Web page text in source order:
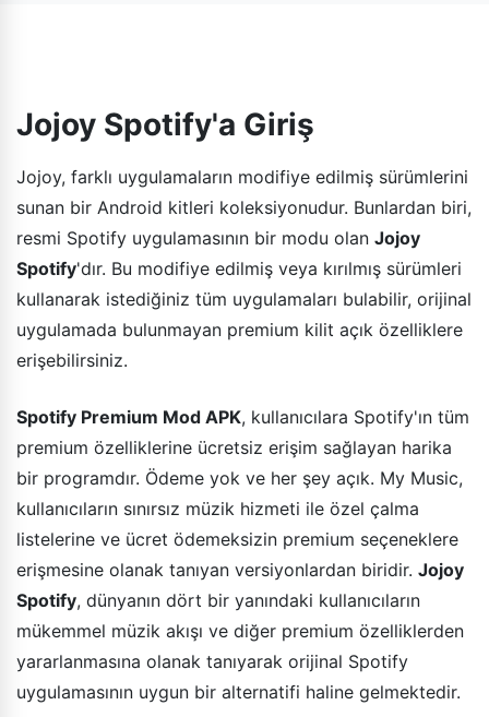
Jojoy Spotify'a Giriş
Jojoy, farklı uygulamaların modifiye edilmiş sürümlerini
sunan bir Android kitleri koleksiyonudur. Bunlardan biri,
resmi Spotify uygulamasının bir modu olan Jojoy
Spotify'dır. Bu modifiye edilmiş veya kırılmış sürümleri
kullanarak istediğiniz tüm uygulamaları bulabilir, orijinal
uygulamada bulunmayan premium kilit açık özelliklere
erişebilirsiniz.
Spotify Premium Mod APK, kullanıcılara Spotify'ın tüm
premium özelliklerine ücretsiz erişim sağlayan harika
bir programdır. Ödeme yok ve her şey açık. My Music,
kullanıcıların sınırsız müzik hizmeti ile özel çalma
listelerine ve ücret ödemeksizin premium seçeneklere
erişmesine olanak tanıyan versiyonlardan biridir. Jojoy
Spotify, dünyanın dört bir yanındaki kullanıcıların
mükemmel müzik akışı ve diğer premium özelliklerden
yararlanmasına olanak tanıyarak orijinal Spotify
uygulamasının uygun bir alternatifi haline gelmektedir.